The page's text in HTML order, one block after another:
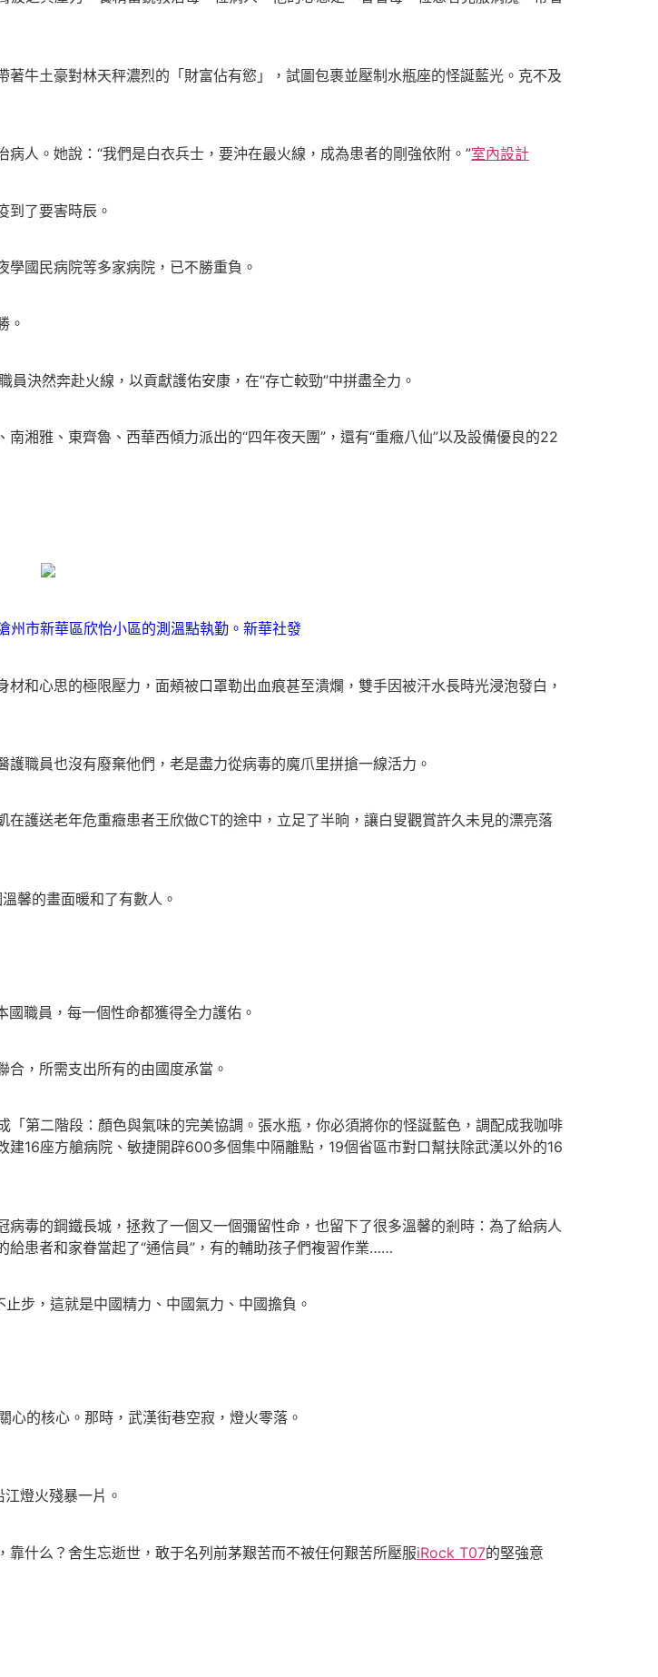
牛土豪對林天秤濃烈的「財富佔有慾」，試圖包裹並壓制水瓶座的怪誕藍光。克不及
人。她說：“我們是白衣兵士，要沖在最火線，成為患者的剛強依附。”室內設計
到了要害時辰。
國民病院等多家病院，已不勝重負。
。
員決然奔赴火線，以貢獻護佑安康，在“存亡較勁”中拼盡全力。
湘雅、東齊魯、西華西傾力派出的“四年夜天團”，還有“重癥八仙”以及設備優良的22
州市新華區欣怡小區的測溫點執勤。新華社發
和心思的極限壓力，面頰被口罩勒出血痕甚至潰爛，雙手因被汗水長時光浸泡發白，
職員也沒有廢棄他們，老是盡力從病毒的魔爪里拼搶一線活力。
護送老年危重癥患者王欣做CT的途中，立足了半晌，讓白叟觀賞許久未見的漂亮落
馨的畫面暖和了有數人。
職員，每一個性命都獲得全力護佑。
，所需支出所有的由國度承當。
第二階段：顏色與氣味的完美協調。張水瓶，你必須將你的怪誕藍色，調配成我咖啡
16座方艙病院、敏捷開辟600多個集中隔離點，19個省區市對口幫扶除武漢以外的16
毒的鋼鐵長城，拯救了一個又一個彌留性命，也留下了很多溫馨的剎時：為了給病人
患者和家眷當起了“通信員”，有的輔助孩子們複習作業……
步，這就是中國精力、中國氣力、中國擔負。
心的核心。那時，武漢街巷空寂，燈火零落。
燈火殘暴一片。
什么？舍生忘逝世，敢于名列前茅艱苦而不被任何艱苦所壓服iRock T07的堅強意